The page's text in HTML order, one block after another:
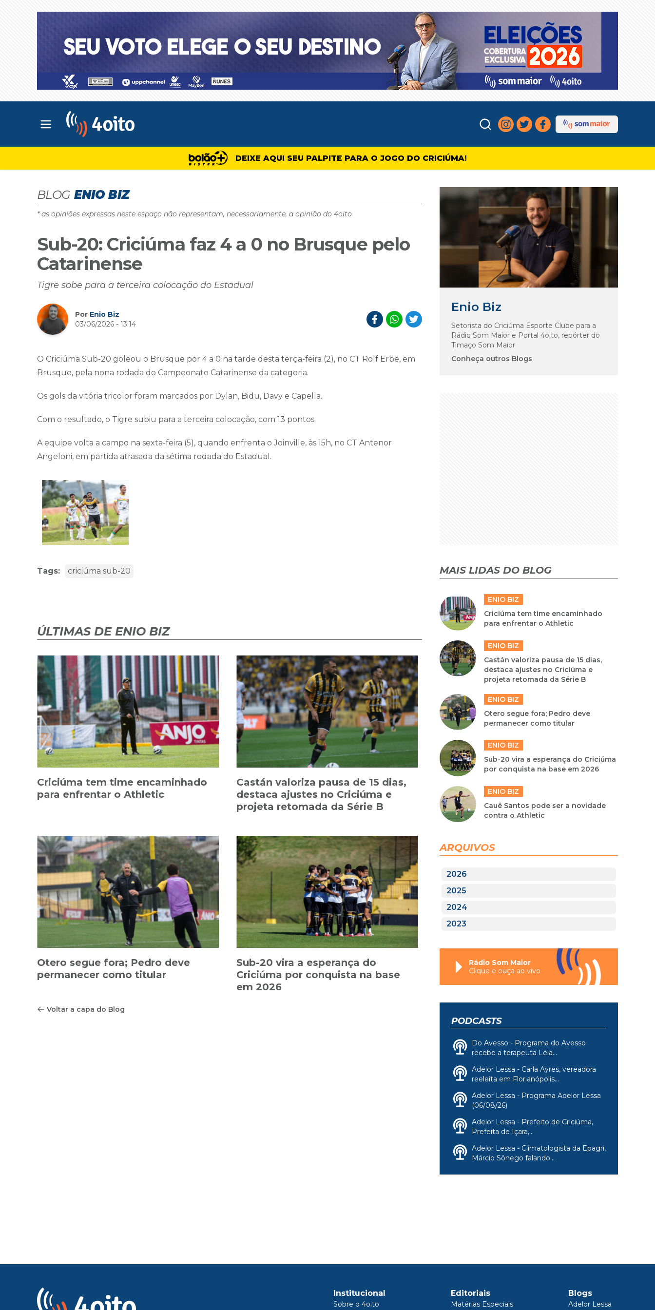
Abrir menu principal
DEIXE AQUI SEU PALPITE PARA O JOGO DO CRICIÚMA!
BLOG ENIO BIZ
* as opiniões expressas neste espaço não representam, necessariamente, a opinião do 4oito
Sub-20: Criciúma faz 4 a 0 no Brusque pelo
Catarinense
Tigre sobe para a terceira colocação do Estadual
Por Enio Biz
03/06/2026 - 13:14
O Criciúma Sub-20 goleou o Brusque por 4 a 0 na tarde desta terça-feira (2), no CT Rolf Erbe, em
Brusque, pela nona rodada do Campeonato Catarinense da categoria.
Os gols da vitória tricolor foram marcados por Dylan, Bidu, Davy e Capella.
Com o resultado, o Tigre subiu para a terceira colocação, com 13 pontos.
A equipe volta a campo na sexta-feira (5), quando enfrenta o Joinville, às 15h, no CT Antenor
Angeloni, em partida atrasada da sétima rodada do Estadual.
Tags: criciúma sub-20
ÚLTIMAS DE ENIO BIZ
Criciúma tem time encaminhado
para enfrentar o Athletic
Castán valoriza pausa de 15 dias,
destaca ajustes no Criciúma e
projeta retomada da Série B
Otero segue fora; Pedro deve
permanecer como titular
Sub-20 vira a esperança do
Criciúma por conquista na base
em 2026
Voltar a capa do Blog
Enio Biz
Setorista do Criciúma Esporte Clube para a
Rádio Som Maior e Portal 4oito, repórter do
Timaço Som Maior
Conheça outros Blogs
MAIS LIDAS DO BLOG
ENIO BIZ
Criciúma tem time encaminhado
para enfrentar o Athletic
ENIO BIZ
Castán valoriza pausa de 15 dias,
destaca ajustes no Criciúma e
projeta retomada da Série B
ENIO BIZ
Otero segue fora; Pedro deve
permanecer como titular
ENIO BIZ
Sub-20 vira a esperança do Criciúma
por conquista na base em 2026
ENIO BIZ
Cauê Santos pode ser a novidade
contra o Athletic
ARQUIVOS
2026
2025
2024
2023
Rádio Som Maior
Clique e ouça ao vivo
PODCASTS
Do Avesso - Programa do Avesso
recebe a terapeuta Léia...
Adelor Lessa - Carla Ayres, vereadora
reeleita em Florianópolis...
Adelor Lessa - Programa Adelor Lessa
(06/08/26)
Adelor Lessa - Prefeito de Criciúma,
Prefeita de Içara,...
Adelor Lessa - Climatologista da Epagri,
Márcio Sônego falando...
Institucional
Sobre o 4oito
Editoriais
Matérias Especiais
Blogs
Adelor Lessa